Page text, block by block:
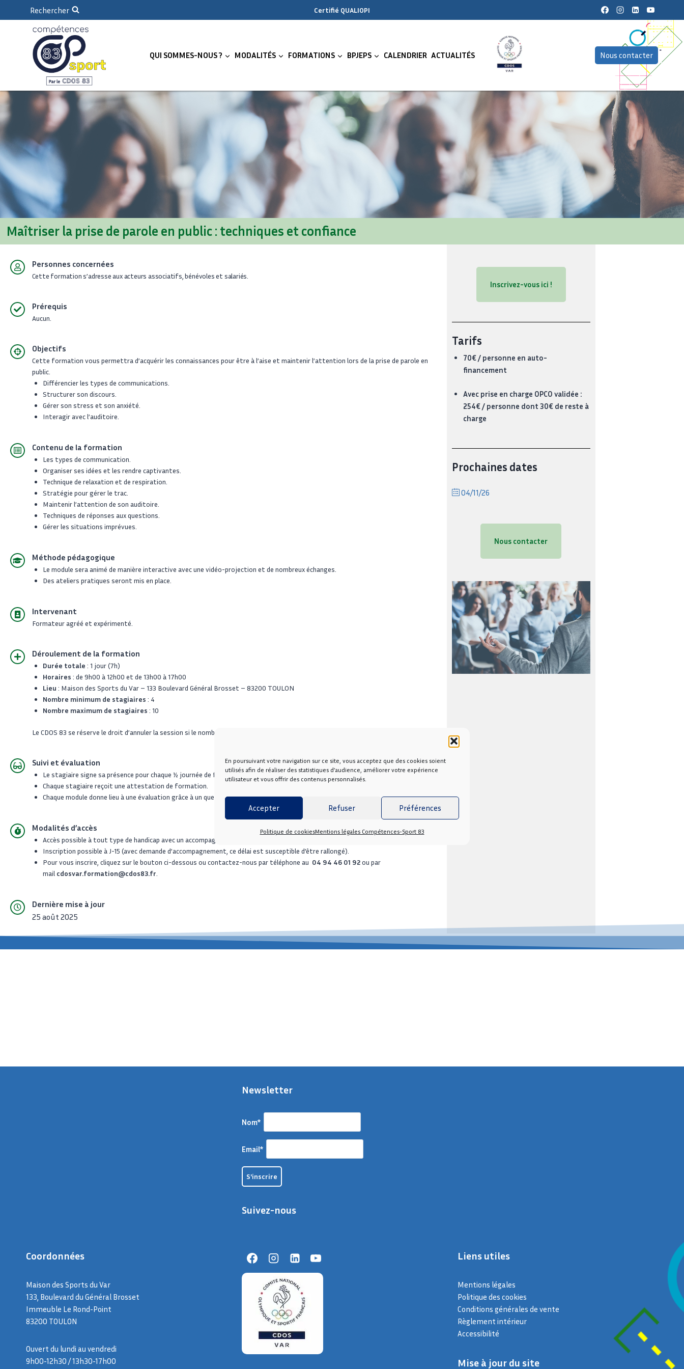
En poursuivant votre navigation sur ce site, vous acceptez que des cookies soient
utilisés afin de réaliser des statistiques d’audience, améliorer votre expérience
utilisateur et vous offrir des contenus personnalisés.
Accepter Refuser Préférences
Politique de cookiesMentions légales Compétences-Sport 83
Rechercher Certifié QUALIOPI
QUI SOMMES-NOUS ? MODALITÉS FORMATIONS BPJEPS CALENDRIER ACTUALITÉS Nous contacter
Maîtriser la prise de parole en public : techniques et confiance
Personnes concernées
Cette formation s’adresse aux acteurs associatifs, bénévoles et salariés.
Prérequis
Aucun.
Objectifs
Cette formation vous permettra d’acquérir les connaissances pour être à l’aise et maintenir l’attention lors de la prise de parole en
public.
Différencier les types de communications.
Structurer son discours.
Gérer son stress et son anxiété.
Interagir avec l’auditoire.
Contenu de la formation
Les types de communication.
Organiser ses idées et les rendre captivantes.
Technique de relaxation et de respiration.
Stratégie pour gérer le trac.
Maintenir l’attention de son auditoire.
Techniques de réponses aux questions.
Gérer les situations imprévues.
Méthode pédagogique
Le module sera animé de manière interactive avec une vidéo-projection et de nombreux échanges.
Des ateliers pratiques seront mis en place.
Intervenant
Formateur agréé et expérimenté.
Déroulement de la formation
Durée totale : 1 jour (7h)
Horaires : de 9h00 à 12h00 et de 13h00 à 17h00
Lieu : Maison des Sports du Var – 133 Boulevard Général Brosset – 83200 TOULON
Nombre minimum de stagiaires : 4
Nombre maximum de stagiaires : 10
Le CDOS 83 se réserve le droit d’annuler la session si le nombre de participants est insuffisant.
Suivi et évaluation
Le stagiaire signe sa présence pour chaque 1⁄2 journée de formation.
Chaque stagiaire reçoit une attestation de formation.
Chaque module donne lieu à une évaluation grâce à un questionnaire.
Modalités d’accès
Accès possible à tout type de handicap avec un accompagnement spécifique.
Inscription possible à J-15 (avec demande d’accompagnement, ce délai est susceptible d’être rallongé).
Pour vous inscrire, cliquez sur le bouton ci-dessous ou contactez-nous par téléphone au 04 94 46 01 92ou par
mail cdosvar.formation@cdos83.fr
Dernière mise à jour
25 août 2025
Inscrivez-vous ici !
Tarifs
70€ / personne en auto-
financement
Avec prise en charge OPCO validée :
254€ / personne dont 30€ de reste à
charge
Prochaines dates
04/11/26
Nous contacter
Newsletter
Nom*
Email*
Suivez-nous
Coordonnées
Maison des Sports du Var
133, Boulevard du Général Brosset
Immeuble Le Rond-Point
83200 TOULON
Ouvert du lundi au vendredi
9h00-12h30 / 13h30-17h00
Liens utiles
Mentions légales
Politique des cookies
Conditions générales de vente
Règlement intérieur
Accessibilité
Mise à jour du site